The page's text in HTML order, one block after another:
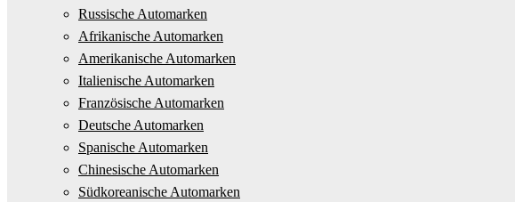
Russische Automarken
Afrikanische Automarken
Amerikanische Automarken
Italienische Automarken
Französische Automarken
Deutsche Automarken
Spanische Automarken
Chinesische Automarken
Südkoreanische Automarken